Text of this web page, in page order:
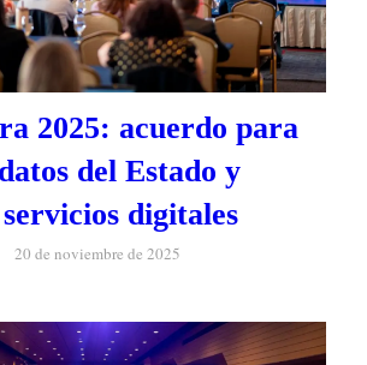
2025: acuerdo para
del Estado y
digitales
20 de noviembre de 2025